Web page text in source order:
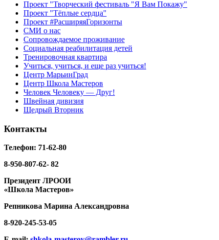
Проект "Творческий фестиваль "Я Вам Покажу"
Проект "Тёплые сердца"
Проект #РасширяяГоризонты
СМИ о нас
Сопровождаемое проживание
Социальная реабилитация детей
Тренировочная квартира
Учиться, учиться, и еще раз учиться!
Центр МарьинГрад
Центр Школа Мастеров
Человек Человеку — Друг!
Швейная дивизия
Щедрый Вторник
Контакты
Телефон: 71-62-80
8-950-807-62- 82
Президент ЛРООИ
«Школа Мастеров»
Репникова Марина Александровна
8-920-245-53-05